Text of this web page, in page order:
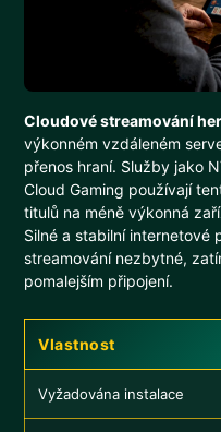
Cloudové streamování her
výkonném vzdáleném
přenos hraní. Služby jako
Cloud Gaming používají
titulů na méně výkonná
Silné a stabilní internetové
streamování nezbytné,
pomalejším připojení.
Vlastnost
Vyžadována instalace